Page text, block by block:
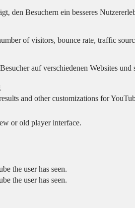
den Besuchern ein besseres
of visitors, bounce rate, traffic
auf verschiedenen Websites
and other customizations for
or old player interface.
the user has seen.
the user has seen.